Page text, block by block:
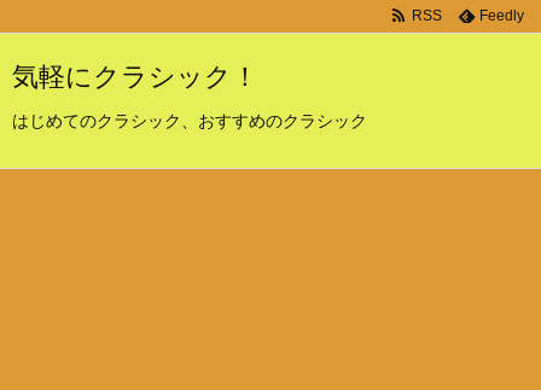
気軽にクラシック！
はじめてのクラシック、おすすめのクラシック
RSS Feedly